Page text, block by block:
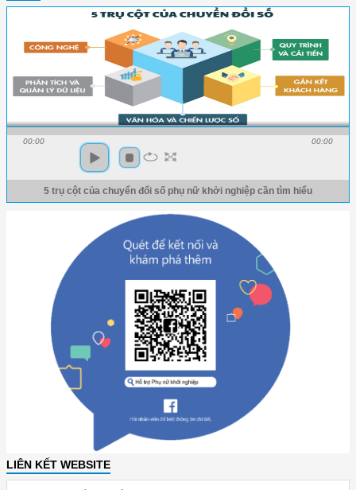
00:00 00:00
5 trụ cột của chuyển đổi số phụ nữ khởi nghiệp cần tìm hiểu
LIÊN KẾT WEBSITE